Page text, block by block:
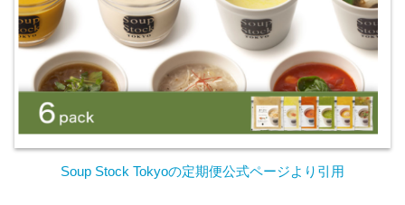
Soup Stock Tokyoの定期便公式ページより引用